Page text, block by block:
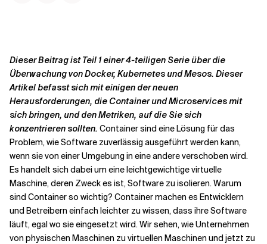
Dieser Beitrag ist Teil 1 einer 4-teiligen Serie über die
Überwachung von Docker, Kubernetes und Mesos. Dieser
Artikel befasst sich mit einigen der neuen
Herausforderungen, die Container und Microservices mit
sich bringen, und den Metriken, auf die Sie sich
konzentrieren sollten. Container sind eine Lösung für das
Problem, wie Software zuverlässig ausgeführt werden kann,
wenn sie von einer Umgebung in eine andere verschoben wird.
Es handelt sich dabei um eine leichtgewichtige virtuelle
Maschine, deren Zweck es ist, Software zu isolieren. Warum
sind Container so wichtig? Container machen es Entwicklern
und Betreibern einfach leichter zu wissen, dass ihre Software
läuft, egal wo sie eingesetzt wird. Wir sehen, wie Unternehmen
von physischen Maschinen zu virtuellen Maschinen und jetzt zu